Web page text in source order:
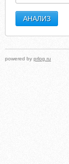
powered by prlog.ru